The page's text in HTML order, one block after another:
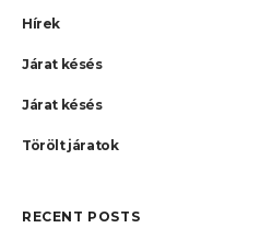
Hírek
Járat késés
Járat késés
Törölt járatok
RECENT POSTS